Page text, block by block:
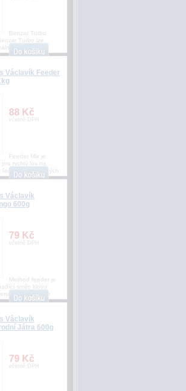
Benzar Turbo
Turbo lze
jsou to
Václavík Feeder
88 Kč
včetně DPH
Feeder Mix je
pro rychlý lov na
řadu neodolatelných
Václavík
600g
79 Kč
včetně DPH
Method feeder je
směs klovu
zširokého spe
Václavík
Játra 600g
79 Kč
včetně DPH